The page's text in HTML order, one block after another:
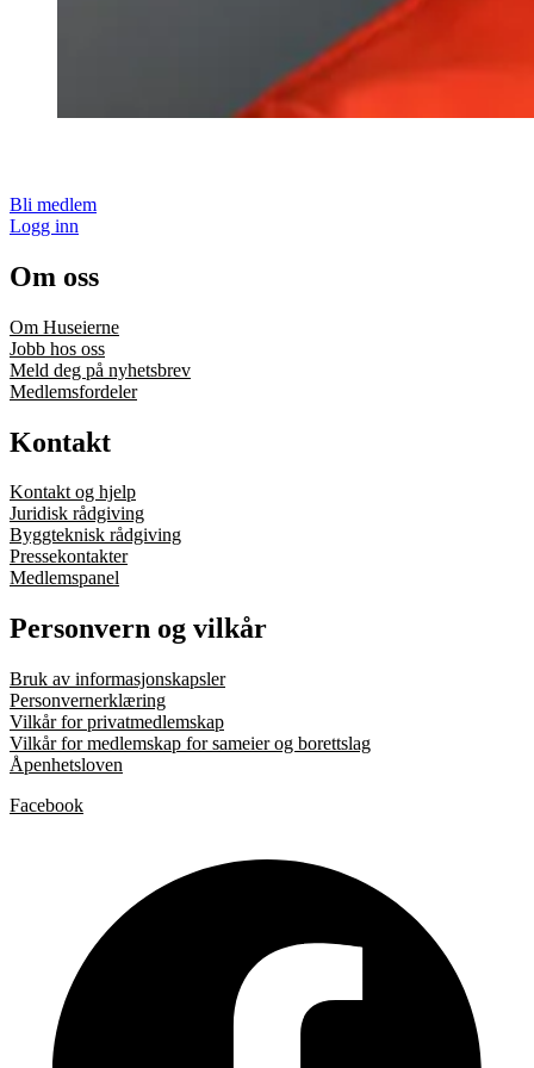
Bli medlem
Logg inn
Om oss
Om Huseierne
Jobb hos oss
Meld deg på nyhetsbrev
Medlemsfordeler
Kontakt
Kontakt og hjelp
Juridisk rådgiving
Byggteknisk rådgiving
Pressekontakter
Medlemspanel
Personvern og vilkår
Bruk av informasjonskapsler
Personvernerklæring
Vilkår for privatmedlemskap
Vilkår for medlemskap for sameier og borettslag
Åpenhetsloven
Facebook